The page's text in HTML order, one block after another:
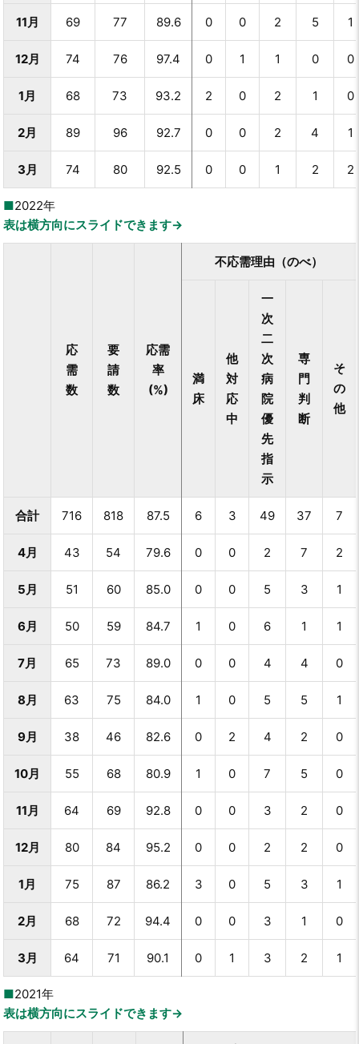
11月 69 77 89.6 0 0 2 5 1
12月 74 76 97.4 0 1 1 0 0
1月 68 73 93.2 2 0 2 1 0
2月 89 96 92.7 0 0 2 4 1
3月 74 80 92.5 0 0 1 2 2
2022年
表は横方向にスライドできます→
応
需
数
要
請
数
応需
率
(%)
不応需理由（のべ）
満
床
他
対
応
中
一
次
二
次
病
院
優
先
指
示
専
門
判
断
そ
の
他
合計 716 818 87.5 6 3 49 37 7
4月 43 54 79.6 0 0 2 7 2
5月 51 60 85.0 0 0 5 3 1
6月 50 59 84.7 1 0 6 1 1
7月 65 73 89.0 0 0 4 4 0
8月 63 75 84.0 1 0 5 5 1
9月 38 46 82.6 0 2 4 2 0
10月 55 68 80.9 1 0 7 5 0
11月 64 69 92.8 0 0 3 2 0
12月 80 84 95.2 0 0 2 2 0
1月 75 87 86.2 3 0 5 3 1
2月 68 72 94.4 0 0 3 1 0
3月 64 71 90.1 0 1 3 2 1
2021年
表は横方向にスライドできます→